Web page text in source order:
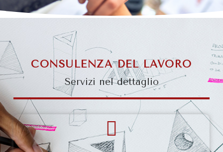
CONSULENZA DEL LAVORO
Servizi nel dettaglio